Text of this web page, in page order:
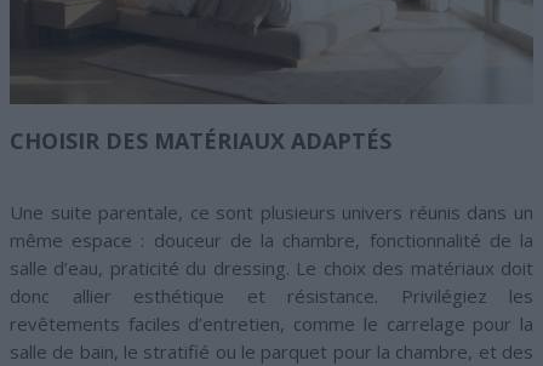
CHOISIR DES MATÉRIAUX ADAPTÉS
Une suite parentale, ce sont plusieurs univers réunis dans un
même espace : douceur de la chambre, fonctionnalité de la
salle d’eau, praticité du dressing. Le choix des matériaux doit
donc allier esthétique et résistance. Privilégiez les
revêtements faciles d’entretien, comme le carrelage pour la
salle de bain, le stratifié ou le parquet pour la chambre, et des